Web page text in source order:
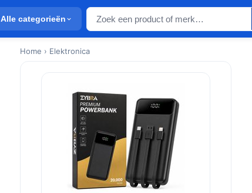
Alle categorieën
Home › Elektronica